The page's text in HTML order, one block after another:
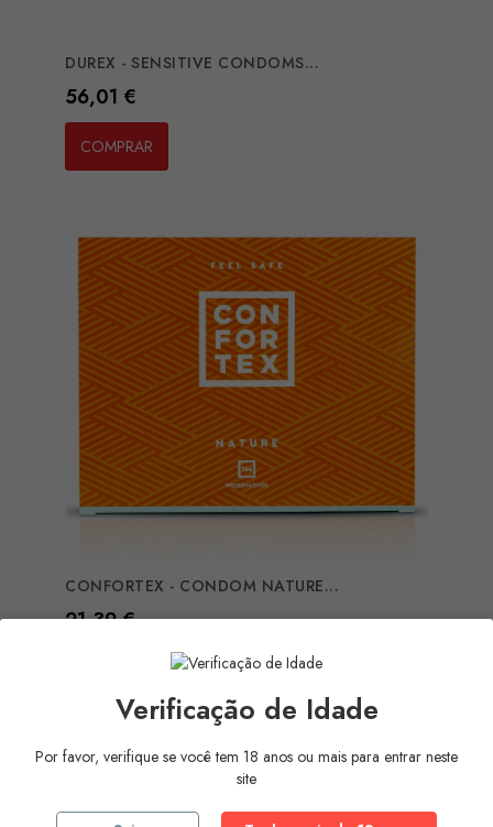
DUREX - SENSITIVE CONDOMS...
Preço
56,01 €
COMPRAR
CONFORTEX - CONDOM NATURE...
Preço
21,39 €
Verificação de Idade
Por favor, verifique se você tem 18 anos ou mais para entrar neste
site